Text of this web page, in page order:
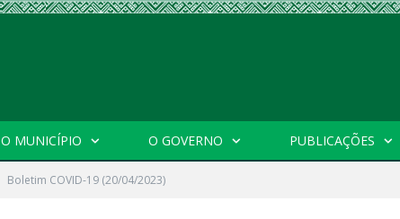
O MUNICÍPIO O GOVERNO PUBLICAÇÕES
Boletim COVID-19 (20/04/2023)